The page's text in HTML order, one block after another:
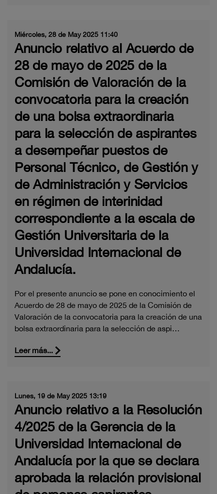
Miércoles, 28 de May 2025 11:40
Anuncio relativo al Acuerdo de
28 de mayo de 2025 de la
Comisión de Valoración de la
convocatoria para la creación
de una bolsa extraordinaria
para la selección de aspirantes
a desempeñar puestos de
Personal Técnico, de Gestión y
de Administración y Servicios
en régimen de interinidad
correspondiente a la escala de
Gestión Universitaria de la
Universidad Internacional de
Andalucía.
Por el presente anuncio se pone en conocimiento el
Acuerdo de 28 de mayo de 2025 de la Comisión de
Valoración de la convocatoria para la creación de una
bolsa extraordinaria para la selección de aspi…
Leer más...
Lunes, 19 de May 2025 13:19
Anuncio relativo a la Resolución
4/2025 de la Gerencia de la
Universidad Internacional de
Andalucía por la que se declara
aprobada la relación provisional